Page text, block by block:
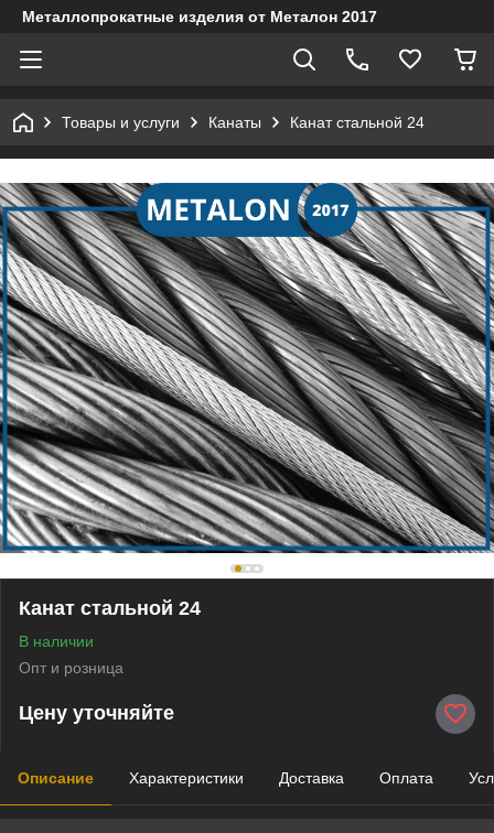
Металлопрокатные изделия от Металон 2017
Товары и услуги Канаты Канат стальной 24
Канат стальной 24
В наличии
Опт и розница
Цену уточняйте
Описание Характеристики Доставка Оплата